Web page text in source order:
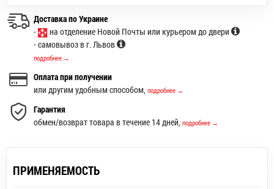
Доставка по Украине
-
на отделение Новой Почты или курьером до двери
- самовывоз в г. Львов
подробнее →
Оплата при получении
или другим удобным способом, подробнее →
Гарантия
обмен/возврат товара в течение 14 дней, подробнее →
ПРИМЕНЯЕМОСТЬ